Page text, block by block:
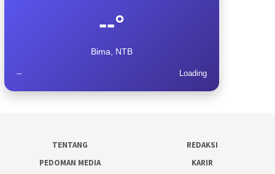
--°
Bima, NTB
-- Loading
TENTANG
REDAKSI
PEDOMAN MEDIA
KARIR